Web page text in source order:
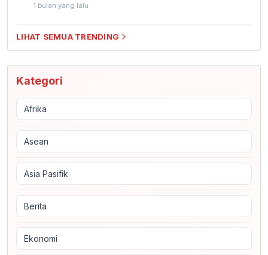
1 bulan yang lalu
LIHAT SEMUA TRENDING
Kategori
Afrika
Asean
Asia Pasifik
Berita
Ekonomi